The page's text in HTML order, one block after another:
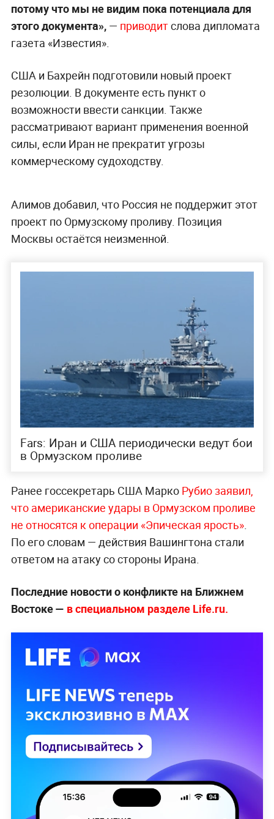
потому что мы не видим пока потенциала для
этого документа»,— приводитслова дипломата
газета «Известия».
США и Бахрейн подготовили новый проект
резолюции. В документе есть пункт о
возможности ввести санкции. Также
рассматривают вариант применения военной
силы, если Иран не прекратит угрозы
коммерческому судоходству.
Алимов добавил, что Россия не поддержит этот
проект по Ормузскому проливу. Позиция
Москвы остаётся неизменной.
Fars: Иран и США периодически ведут бои
в Ормузском проливе
Ранее госсекретарь США Марко Рубио заявил,
что американские удары в Ормузском проливе
не относятся к операции «Эпическая ярость».
По его словам — действия Вашингтона стали
ответом на атаку со стороны Ирана.
Последние новости о конфликте на Ближнем
Востоке — в специальном разделе Life.ru.